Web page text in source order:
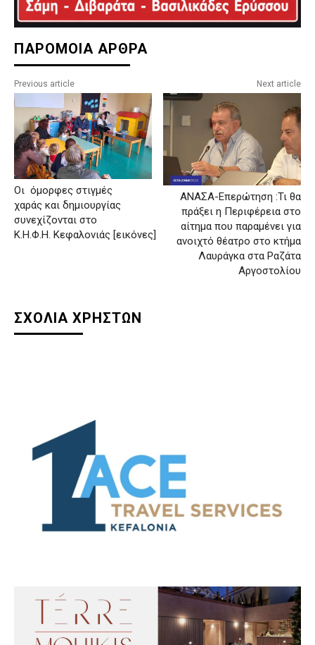
ΠΑΡΟΜΟΙΑ ΑΡΘΡΑ
Previous article
Οι όμορφες στιγμές
χαράς και δημιουργίας
συνεχίζονται στο
Κ.Η.Φ.Η. Κεφαλονιάς [εικόνες]
Next article
ΑΝΑΣΑ-Επερώτηση :Τι θα
πράξει η Περιφέρεια στο
αίτημα που παραμένει για
ανοιχτό θέατρο στο κτήμα
Λαυράγκα στα Ραζάτα
Αργοστολίου
ΣΧΟΛΙΑ ΧΡΗΣΤΩΝ